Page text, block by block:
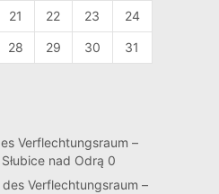
21 22 23 24
28 29 30
31
Verflechtungsraum –
nad Odrą 0
Verflechtungsraum –